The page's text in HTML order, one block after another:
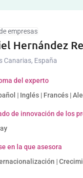
empresas
Hernández
Canarias, España
del experto
| Inglés | Francés |
de innovación de los
en la que asesora
|